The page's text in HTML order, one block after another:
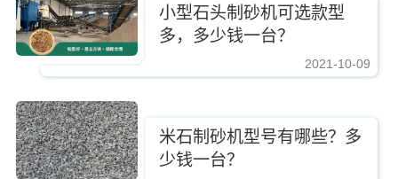
https://www.zhishaji.cn/Upload/Editor/image/
小型石头制砂机可选款型
多，多少钱一台？
2021-10-09
米石制砂机型号有哪些？多
少钱一台？